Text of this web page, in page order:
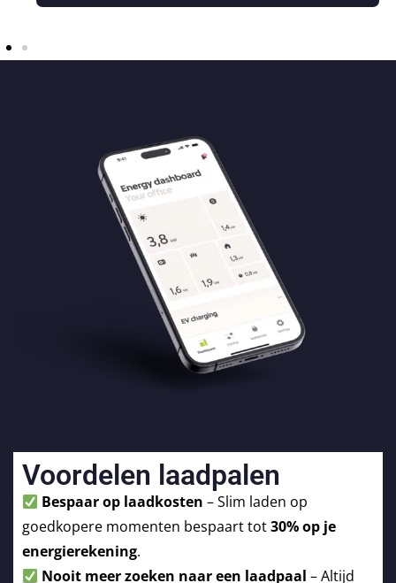
Voordelen laadpalen
Bespaar op laadkosten – Slim laden op
goedkopere momenten bespaart tot30% op je
energierekening.
Nooit meer zoeken naar een laadpaal – Altijd